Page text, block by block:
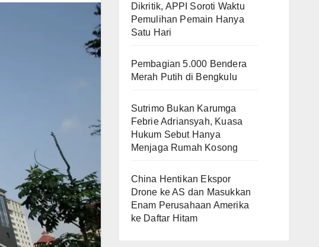
Dikritik, APPI Soroti Waktu
Pemulihan Pemain Hanya
Satu Hari
Pembagian 5.000 Bendera
Merah Putih di Bengkulu
Sutrimo Bukan Karumga
Febrie Adriansyah, Kuasa
Hukum Sebut Hanya
Menjaga Rumah Kosong
China Hentikan Ekspor
Drone ke AS dan Masukkan
Enam Perusahaan Amerika
ke Daftar Hitam